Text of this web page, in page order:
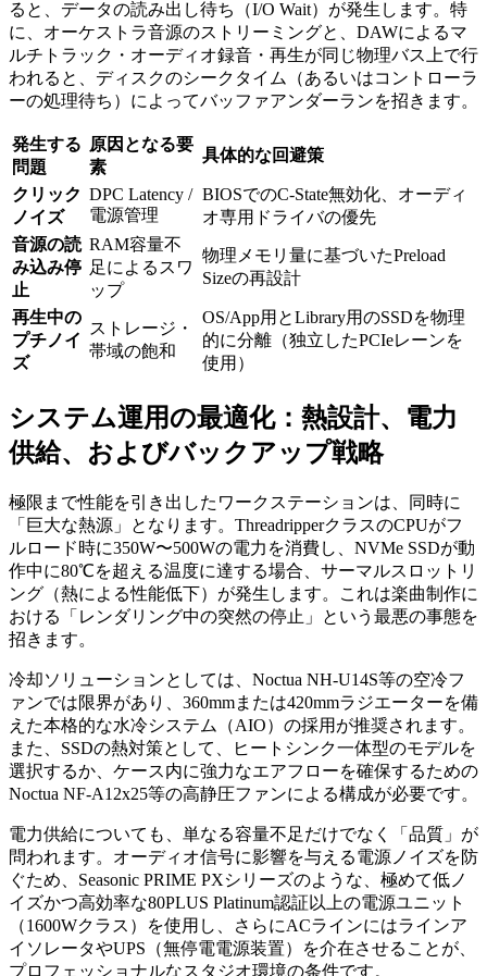
ると、データの読み出し待ち（I/O Wait）が発生します。特
に、オーケストラ音源のストリーミングと、DAWによるマ
ルチトラック・オーディオ録音・再生が同じ物理バス上で行
われると、ディスクのシークタイム（あるいはコントローラ
ーの処理待ち）によってバッファアンダーランを招きます。
発生する
問題
原因となる要
素
具体的な回避策
クリック
ノイズ
DPC Latency /
電源管理
BIOSでのC-State無効化、オーディ
オ専用ドライバの優先
音源の読
み込み停
止
RAM容量不
足によるスワ
ップ
物理メモリ量に基づいたPreload
Sizeの再設計
再生中の
プチノイ
ズ
ストレージ・
帯域の飽和
OS/App用とLibrary用のSSDを物理
的に分離（独立したPCIeレーンを
使用）
システム運用の最適化：熱設計、電力
供給、およびバックアップ戦略
極限まで性能を引き出したワークステーションは、同時に
「巨大な熱源」となります。ThreadripperクラスのCPUがフ
ルロード時に350W〜500Wの電力を消費し、NVMe SSDが動
作中に80℃を超える温度に達する場合、サーマルスロットリ
ング（熱による性能低下）が発生します。これは楽曲制作に
おける「レンダリング中の突然の停止」という最悪の事態を
招きます。
冷却ソリューションとしては、Noctua NH-U14S等の空冷フ
ァンでは限界があり、360mmまたは420mmラジエーターを備
えた本格的な水冷システム（AIO）の採用が推奨されます。
また、SSDの熱対策として、ヒートシンク一体型のモデルを
選択するか、ケース内に強力なエアフローを確保するための
Noctua NF-A12x25等の高静圧ファンによる構成が必要です。
電力供給についても、単なる容量不足だけでなく「品質」が
問われます。オーディオ信号に影響を与える電源ノイズを防
ぐため、Seasonic PRIME PXシリーズのような、極めて低ノ
イズかつ高効率な80PLUS Platinum認証以上の電源ユニット
（1600Wクラス）を使用し、さらにACラインにはラインア
イソレータやUPS（無停電電源装置）を介在させることが、
プロフェッショナルなスタジオ環境の条件です。